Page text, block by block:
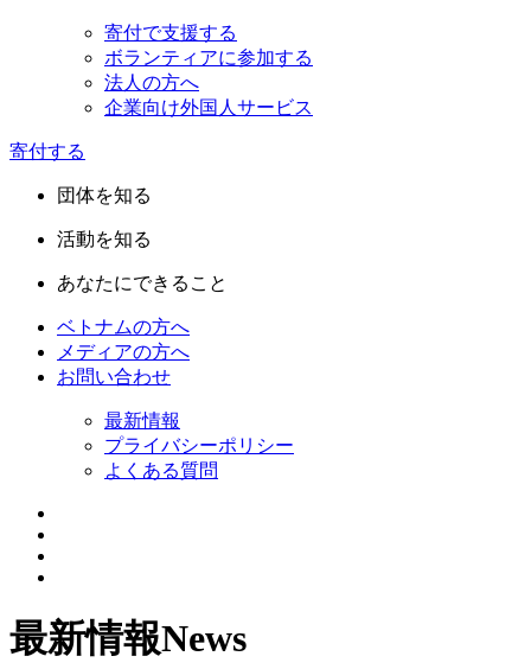
寄付で支援する
ボランティアに参加する
法人の方へ
企業向け外国人サービス
寄付する
団体を知る
活動を知る
あなたにできること
ベトナムの方へ
メディアの方へ
お問い合わせ
最新情報
プライバシーポリシー
よくある質問
最新情報News